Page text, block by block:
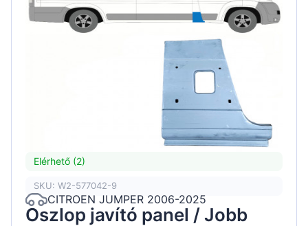
Elérhető (2)
SKU: W2-577042-9
CITROEN JUMPER 2006-2025
Oszlop javító panel / Jobb